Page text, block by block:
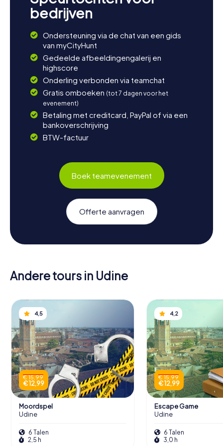
bedrijven
Ondersteuning via de chat van een gids
van myCityHunt
Gedeelde afbeeldingengalerij en
highscore
Onderling verbonden via teamchat
Gratis omboeken (tot 7 dagen voor het
evenement)
Betaling met creditcard, PayPal of via een
bankoverschrijving
BTW-factuur
Boek teamevenement
Offerte aanvragen
Andere tours in Udine
4,5
€ 15,99
€ 12,99
Moordspel
Udine
6 Talen
2,5 h
4,2
€ 15,99
€ 12,99
Escape Game
Udine
6 Talen
3,0 h